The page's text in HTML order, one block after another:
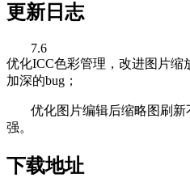
更新日志
7.6
优化ICC色彩管理，改进图片缩
加深的bug；
优化图片编辑后缩略图刷
强。
下载地址